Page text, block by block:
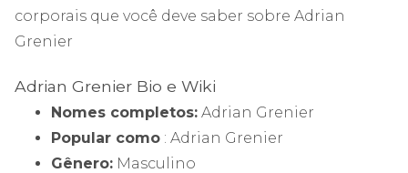
corporais que você deve saber sobre Adrian
Grenier
Adrian Grenier Bio e Wiki
Nomes completos: Adrian Grenier
Popular como : Adrian Grenier
Gênero: Masculino